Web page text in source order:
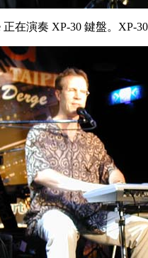
正在演奏 XP-30 鍵盤。XP-